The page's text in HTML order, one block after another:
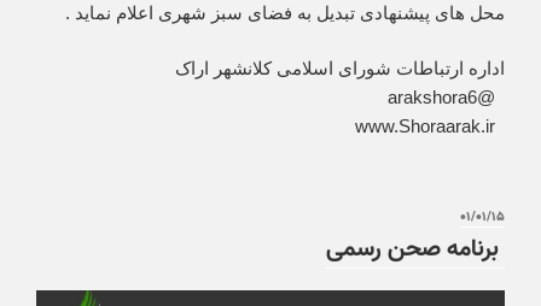
محل های پیشنهادی تبدیل به فضای سبز شهری اعلام نماید .
اداره ارتباطات شورای اسلامی کلانشهر اراک
‏ @arakshora6
۰۱/۰۱/۱۵
برنامه صحن رسمی